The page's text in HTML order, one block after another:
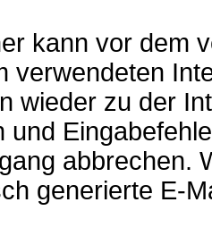
kann vor dem
verwendeten
wieder zu der
und
abbrechen.
generierte E-